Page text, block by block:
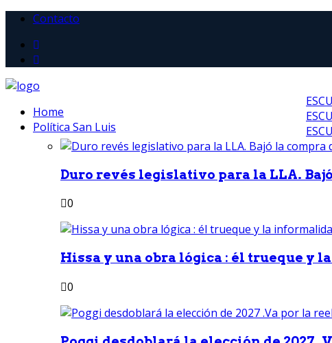
Contacto
Home
Política San Luis
Duro revés legislativo para la LLA.
0
Hissa y una obra lógica : él trueque y
0